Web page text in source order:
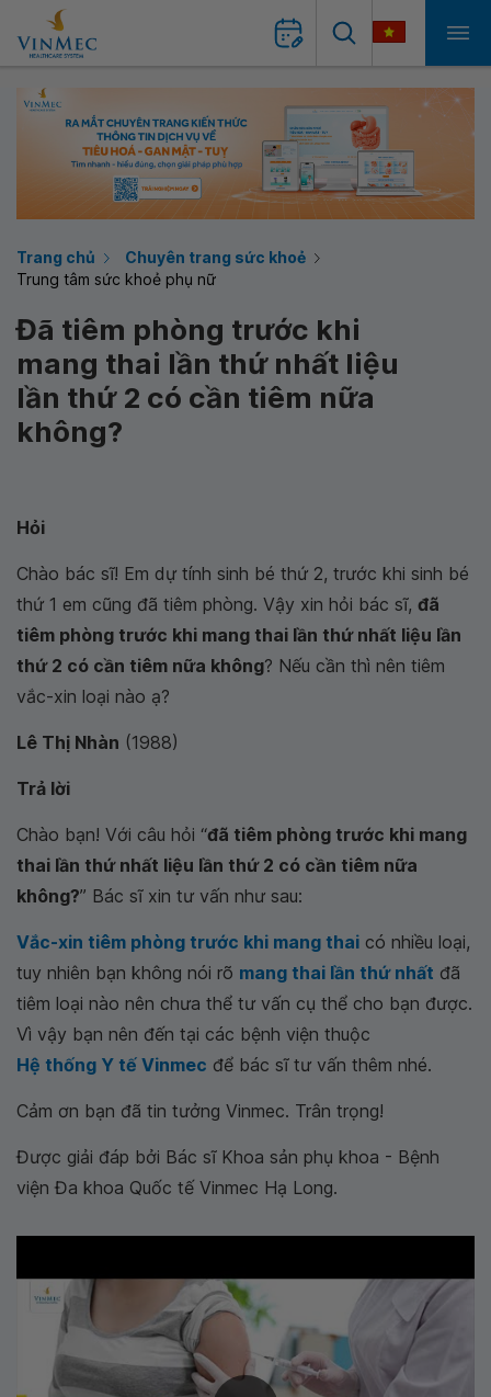
Trang chủ
Chuyên trang sức khoẻ
Trung tâm sức khoẻ phụ nữ
Đã tiêm phòng trước khi
mang thai lần thứ nhất liệu
lần thứ 2 có cần tiêm nữa
không?
Hỏi
Chào bác sĩ! Em dự tính sinh bé thứ 2, trước khi sinh bé
thứ 1 em cũng đã tiêm phòng. Vậy xin hỏi bác sĩ, đã
tiêm phòng trước khi mang thai lần thứ nhất liệu lần
thứ 2 có cần tiêm nữa không? Nếu cần thì nên tiêm
vắc-xin loại nào ạ?
Lê Thị Nhàn (1988)
Trả lời
Chào bạn! Với câu hỏi “đã tiêm phòng trước khi mang
thai lần thứ nhất liệu lần thứ 2 có cần tiêm nữa
không?” Bác sĩ xin tư vấn như sau:
Vắc-xin tiêm phòng trước khi mang thai có nhiều loại,
tuy nhiên bạn không nói rõ mang thai lần thứ nhất đã
tiêm loại nào nên chưa thể tư vấn cụ thể cho bạn được.
Vì vậy bạn nên đến tại các bệnh viện thuộc
Hệ thống Y tế Vinmec để bác sĩ tư vấn thêm nhé.
Cảm ơn bạn đã tin tưởng Vinmec. Trân trọng!
Được giải đáp bởi Bác sĩ Khoa sản phụ khoa - Bệnh
viện Đa khoa Quốc tế Vinmec Hạ Long.